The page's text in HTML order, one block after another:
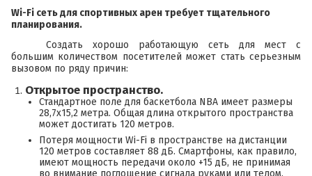
Wi-Fi сеть для спортивных арен требует тщательного
планирования.
Создать хорошо работающую сеть для мест с
большим количеством посетителей может стать серьезным
вызовом по ряду причин:
Открытое пространство.
Стандартное поле для баскетбола NBA имеет размеры
28,7х15,2 метра. Общая длина открытого пространства
может достигать 120 метров.
Потеря мощности Wi-Fi в пространстве на дистанции
120 метров составляет 88 дБ. Смартфоны, как правило,
имеют мощность передачи около +15 дБ, не принимая
во внимание поглощение сигнала руками или телом.